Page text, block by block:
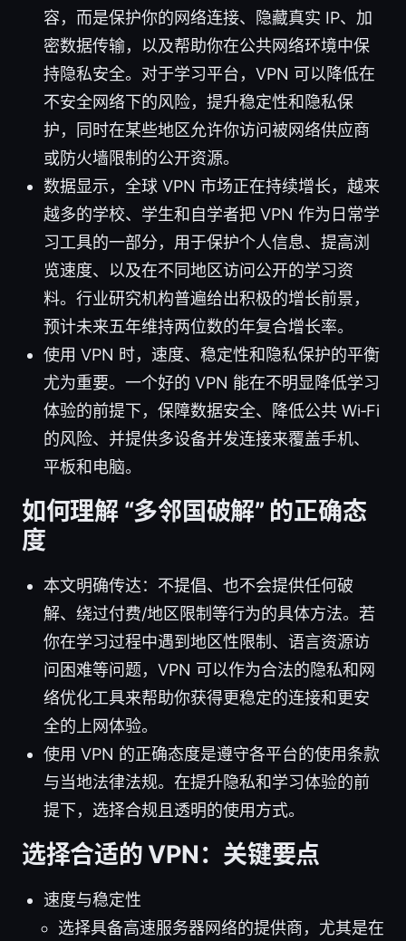
容，而是保护你的网络连接、隐藏真实 IP、加
密数据传输，以及帮助你在公共网络环境中保
持隐私安全。对于学习平台，VPN 可以降低在
不安全网络下的风险，提升稳定性和隐私保
护，同时在某些地区允许你访问被网络供应商
或防火墙限制的公开资源。
数据显示，全球 VPN 市场正在持续增长，越来
越多的学校、学生和自学者把 VPN 作为日常学
习工具的一部分，用于保护个人信息、提高浏
览速度、以及在不同地区访问公开的学习资
料。行业研究机构普遍给出积极的增长前景，
预计未来五年维持两位数的年复合增长率。
使用 VPN 时，速度、稳定性和隐私保护的平衡
尤为重要。一个好的 VPN 能在不明显降低学习
体验的前提下，保障数据安全、降低公共 Wi‑Fi
的风险、并提供多设备并发连接来覆盖手机、
平板和电脑。
如何理解 “多邻国破解” 的正确态
度
本文明确传达：不提倡、也不会提供任何破
解、绕过付费/地区限制等行为的具体方法。若
你在学习过程中遇到地区性限制、语言资源访
问困难等问题，VPN 可以作为合法的隐私和网
络优化工具来帮助你获得更稳定的连接和更安
全的上网体验。
使用 VPN 的正确态度是遵守各平台的使用条款
与当地法律法规。在提升隐私和学习体验的前
提下，选择合规且透明的使用方式。
选择合适的 VPN：关键要点
速度与稳定性
选择具备高速服务器网络的提供商，尤其是在